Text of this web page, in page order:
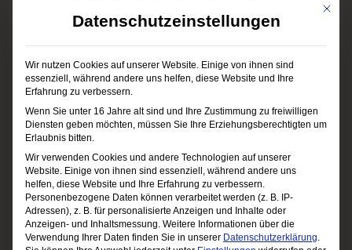
kommen hier zusammen und feiern zusammen
mit den Besuchern bis in die frühen
Morgenstunden.
Für alle Fans von Independent-Musik und Sub-
Pop-Szene dürfte das Acoustic Lakeside
Festival genau das Richtige sein. Das
sympathische Musikfestival am Sonnegger See
in Kärnten findet in familiärer Atmosphäre statt
und ist gerade deshalb so beliebt. Interessierte
Mit
Datenschutzeinstellungen
Wir nutzen Cookies auf unserer Website. Einige von ihnen sind
essenziell, während andere uns helfen, diese Website und Ihre
Erfahrung zu verbessern.
Wenn Sie unter 16 Jahre alt sind und Ihre Zustimmung zu freiwilligen
Diensten geben möchten, müssen Sie Ihre Erziehungsberechtigten um
Erlaubnis bitten.
Wir verwenden Cookies und andere Technologien auf unserer
Website. Einige von ihnen sind essenziell, während andere uns
helfen, diese Website und Ihre Erfahrung zu verbessern.
Personenbezogene Daten können verarbeitet werden (z. B. IP-
Adressen), z. B. für personalisierte Anzeigen und Inhalte oder
Anzeigen- und Inhaltsmessung. Weitere Informationen über die
Verwendung Ihrer Daten finden Sie in unserer Datenschutzerklärung